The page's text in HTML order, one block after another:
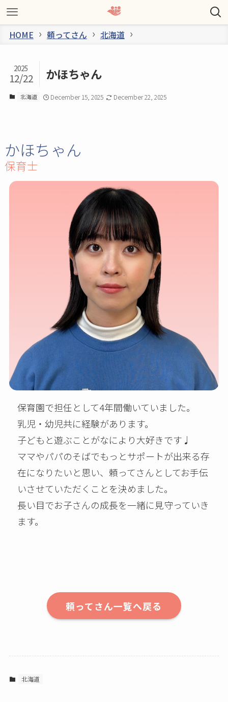
HOME 頼ってさん 北海道
かほちゃん
2025
12/22
北海道 December 15, 2025 December 22, 2025
かほちゃん
保育士
保育園で担任として4年間働いていました。
乳児・幼児共に経験があります。
子どもと遊ぶことがなにより大好きです♩
ママやパパのそばでもっとサポートが出来る存
在になりたいと思い、頼ってさんとしてお手伝
いさせていただくことを決めました。
長い目でお子さんの成長を一緒に見守っていき
ます。
頼ってさん一覧へ戻る
北海道